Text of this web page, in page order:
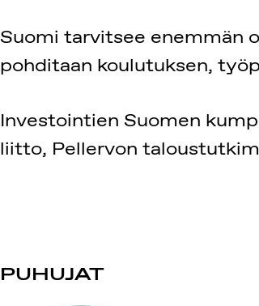
Suomi tarvitsee enemmän
pohditaan koulutuksen,
Investointien Suomen
liitto, Pellervon
PUHUJAT